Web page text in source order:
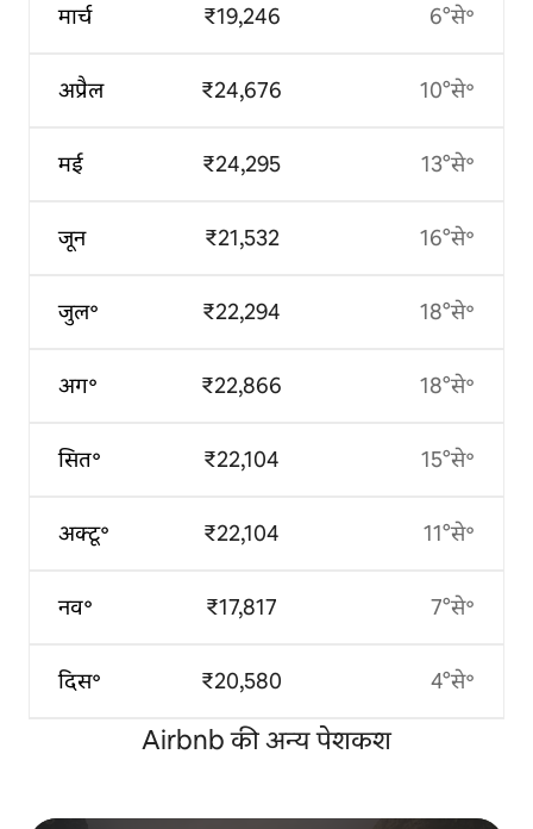
मार्च
अप्रैल
मई
जून
जुल॰
अग॰
सित॰
अक्टू॰
नव॰
दिस॰
₹19,246
₹24,676
₹24,295
₹21,532
₹22,294
₹22,866
₹22,104
₹22,104
₹17,817
₹20,580
6°से॰
10°से॰
13°से॰
16°से॰
18°से॰
18°से॰
15°से॰
11°से॰
7°से॰
4°से॰
Airbnb की अन्य पेशकश